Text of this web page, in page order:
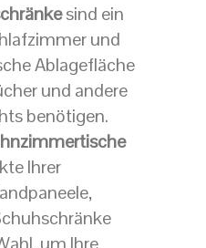
sind ein
und
Ablagefläche
und andere
benötigen.
Ihrer
um Ihre